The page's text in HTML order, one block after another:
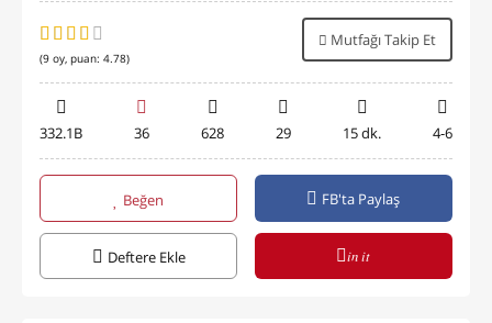
(9 oy, puan: 4.78)
Mutfağı Takip Et
332.1B 36 628 29 15 dk. 4-6
Beğen FB'ta Paylaş
Deftere Ekle in it